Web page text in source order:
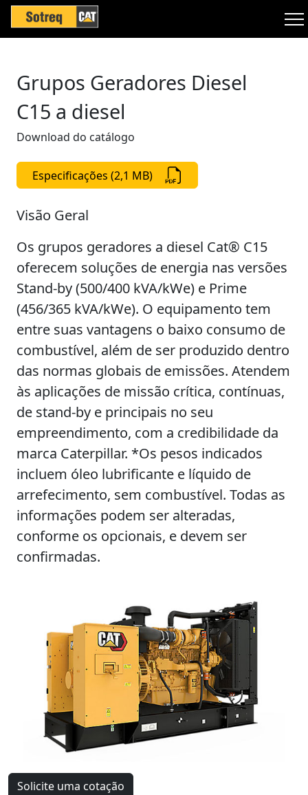
Grupos Geradores Diesel
C15 a diesel
Download do catálogo
Especificações (2,1 MB)
Visão Geral
Os grupos geradores a diesel Cat® C15
oferecem soluções de energia nas versões
Stand-by (500/400 kVA/kWe) e Prime
(456/365 kVA/kWe). O equipamento tem
entre suas vantagens o baixo consumo de
combustível, além de ser produzido dentro
das normas globais de emissões. Atendem
às aplicações de missão crítica, contínuas,
de stand-by e principais no seu
empreendimento, com a credibilidade da
marca Caterpillar. *Os pesos indicados
incluem óleo lubrificante e líquido de
arrefecimento, sem combustível. Todas as
informações podem ser alteradas,
conforme os opcionais, e devem ser
confirmadas.
Solicite uma cotação